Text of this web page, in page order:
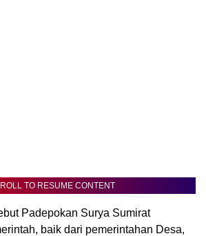
TO RESUME CONTENT
Padepokan Surya Sumirat
baik dari pemerintahan Desa,